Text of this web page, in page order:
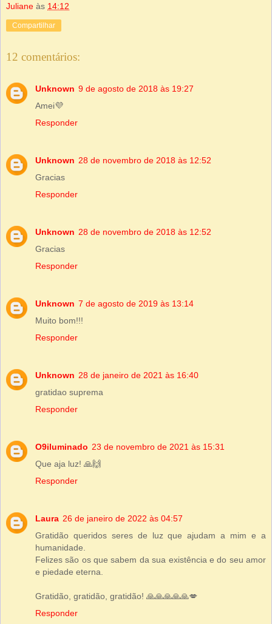
Juliane às 14:12
Compartilhar
12 comentários:
Unknown 9 de agosto de 2018 às 19:27
Amei💜
Responder
Unknown 28 de novembro de 2018 às 12:52
Gracias
Responder
Unknown 28 de novembro de 2018 às 12:52
Gracias
Responder
Unknown 7 de agosto de 2019 às 13:14
Muito bom!!!
Responder
Unknown 28 de janeiro de 2021 às 16:40
gratidao suprema
Responder
O9iluminado 23 de novembro de 2021 às 15:31
Que aja luz! 🙏🙌
Responder
Laura 26 de janeiro de 2022 às 04:57
Gratidão queridos seres de luz que ajudam a mim e a
humanidade.
Felizes são os que sabem da sua existência e do seu amor
e piedade eterna.
Gratidão, gratidão, gratidão! 🙏🙏🙏🙏🙏💋
Responder